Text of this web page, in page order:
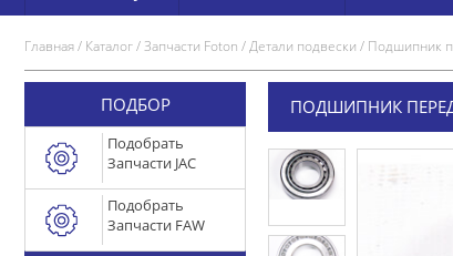
Главная/ Каталог/Запчасти Foton /Детали подвески / Подшипник
ПОДБОР
Подобрать
Запчасти JAC
Подобрать
Запчасти FAW
ПОДШИПНИК